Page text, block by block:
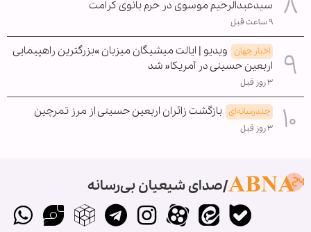
سیدعبدالرحیم موسوی در حرم بانوی کرامت
۹ ساعت قبل
اخبار جهان ویدیو | ایالت میشیگان میزبان »بزرگترین راهپیمایی
اربعین حسینی در آمریکا« شد
۳ روز قبل
چندرسانه‌ای بازگشت زائران اربعین حسینی از مرز تمرچین
۳ روز قبل
صدای شیعیان بی‌رسانه